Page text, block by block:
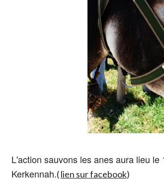
L'action sauvons les anes aura lieu
Kerkennah.(lien sur facebook)